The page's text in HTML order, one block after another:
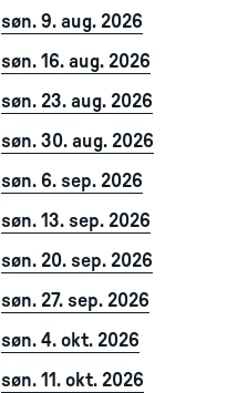
søn. 9. aug. 2026
søn. 16. aug. 2026
søn. 23. aug. 2026
søn. 30. aug. 2026
søn. 6. sep. 2026
søn. 13. sep. 2026
søn. 20. sep. 2026
søn. 27. sep. 2026
søn. 4. okt. 2026
søn. 11. okt. 2026